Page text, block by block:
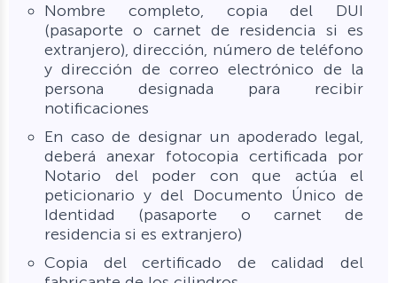
Nombre completo, copia del DUI
(pasaporte o carnet de residencia si es
extranjero), dirección, número de teléfono
y dirección de correo electrónico de la
persona designada para recibir
notificaciones
En caso de designar un apoderado legal,
deberá anexar fotocopia certificada por
Notario del poder con que actúa el
peticionario y del Documento Único de
Identidad (pasaporte o carnet de
residencia si es extranjero)
Copia del certificado de calidad del